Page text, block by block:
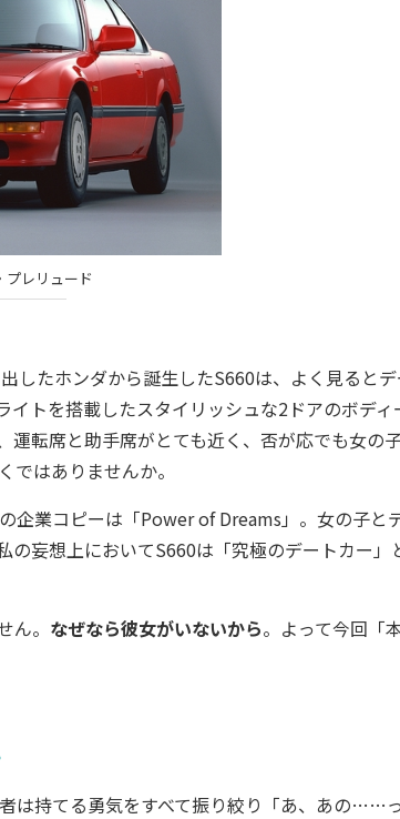
プレリュード
したホンダから誕生したS660は、よく見るとデ
トを搭載したスタイリッシュな2ドアのボディ
転席と助手席がとても近く、否が応でも女の
はありませんか。
企業コピーは「Power of Dreams」。女の子と
妄想上においてS660は「究極のデートカー」
。 なぜなら彼女がいないから。よって今回「
は持てる勇気をすべて振り絞り「あ、あの……